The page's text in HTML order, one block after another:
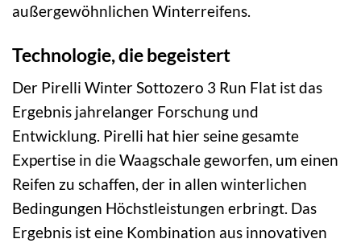
außergewöhnlichen Winterreifens.
Technologie, die begeistert
Der Pirelli Winter Sottozero 3 Run Flat ist das
Ergebnis jahrelanger Forschung und
Entwicklung. Pirelli hat hier seine gesamte
Expertise in die Waagschale geworfen, um einen
Reifen zu schaffen, der in allen winterlichen
Bedingungen Höchstleistungen erbringt. Das
Ergebnis ist eine Kombination aus innovativen